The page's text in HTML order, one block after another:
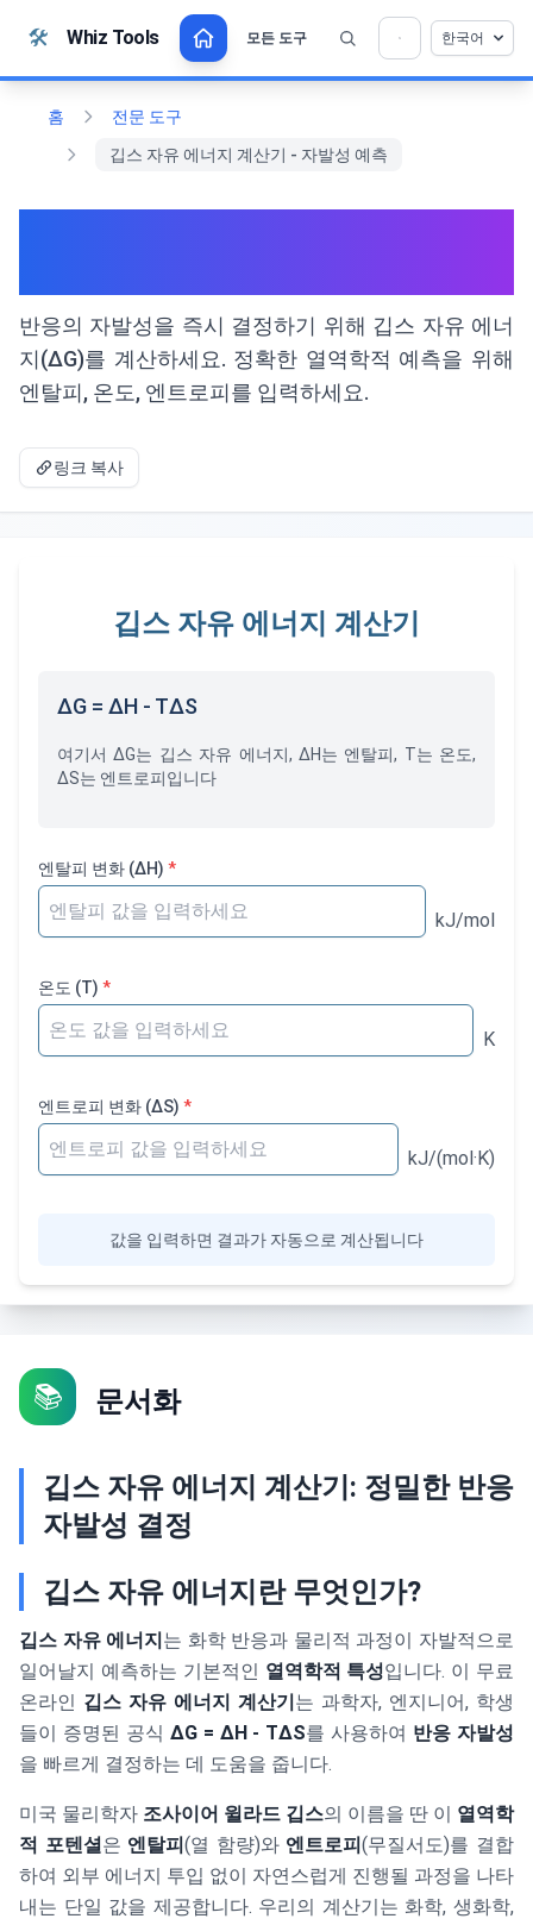
🛠️ Whiz Tools 모든 도구 한국어
홈
전문 도구
깁스 자유 에너지 계산기 - 자발성 예측
반응의 자발성을 즉시 결정하기 위해 깁스 자유 에너
지(ΔG)를 계산하세요. 정확한 열역학적 예측을 위해
엔탈피, 온도, 엔트로피를 입력하세요.
링크 복사
깁스 자유 에너지 계산기
ΔG = ΔH - TΔS
여기서 ΔG는 깁스 자유 에너지, ΔH는 엔탈피, T는 온도,
ΔS는 엔트로피입니다
엔탈피 변화 (ΔH) *
kJ/mol
온도 (T) *
K
엔트로피 변화 (ΔS) *
kJ/(mol·K)
값을 입력하면 결과가 자동으로 계산됩니다
📚 문서화
깁스 자유 에너지 계산기: 정밀한 반응
자발성 결정
깁스 자유 에너지란 무엇인가?
깁스 자유 에너지는 화학 반응과 물리적 과정이 자발적으로
일어날지 예측하는 기본적인 열역학적 특성입니다. 이 무료
온라인 깁스 자유 에너지 계산기는 과학자, 엔지니어, 학생
들이 증명된 공식 ΔG = ΔH - TΔS를 사용하여 반응 자발성
을 빠르게 결정하는 데 도움을 줍니다.
미국 물리학자 조사이어 윌라드 깁스의 이름을 딴 이 열역학
적 포텐셜은 엔탈피(열 함량)와 엔트로피(무질서도)를 결합
하여 외부 에너지 투입 없이 자연스럽게 진행될 과정을 나타
내는 단일 값을 제공합니다. 우리의 계산기는 화학, 생화학,
💡 이 도구를 좋아하십니까? 더 나아지도록 도와
주세요!
×
열기를 클릭 →